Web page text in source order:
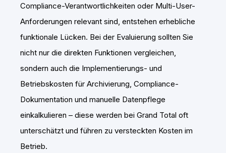
Compliance-Verantwortlichkeiten oder Multi-User-
Anforderungen relevant sind, entstehen erhebliche
funktionale Lücken. Bei der Evaluierung sollten Sie
nicht nur die direkten Funktionen vergleichen,
sondern auch die Implementierungs- und
Betriebskosten für Archivierung, Compliance-
Dokumentation und manuelle Datenpflege
einkalkulieren – diese werden bei Grand Total oft
unterschätzt und führen zu versteckten Kosten im
Betrieb.